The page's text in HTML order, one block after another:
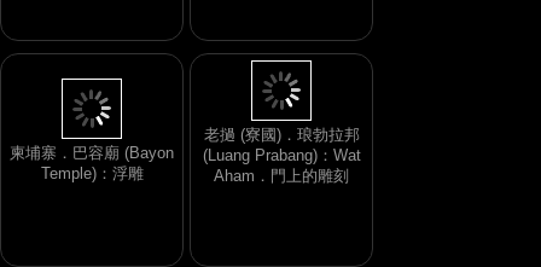
柬埔寨．巴容廟 (Bayon
Temple)：浮雕
老撾 (寮國)．琅勃拉邦
(Luang Prabang)：Wat
Aham．門上的雕刻